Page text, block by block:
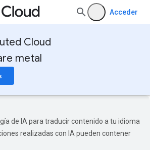
Acceder
Cloud
metal
de IA para traducir contenido a tu idioma
realizadas con IA pueden contener